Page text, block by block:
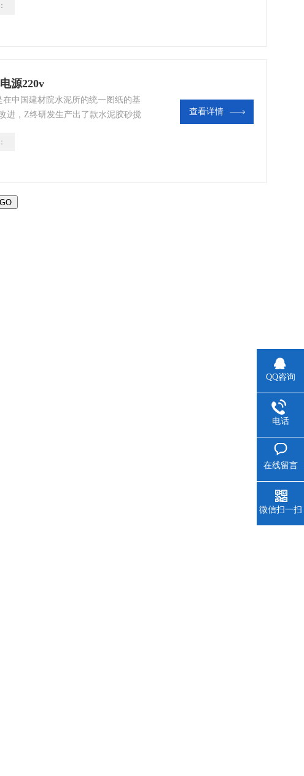
净浆、砂浆搅拌机。
源220v
中国建材院水泥所的统一图纸的基
进，Z终研发生产出了款水泥胶砂搅
查看详情
QQ咨询
电话
在线留言
微信扫一扫